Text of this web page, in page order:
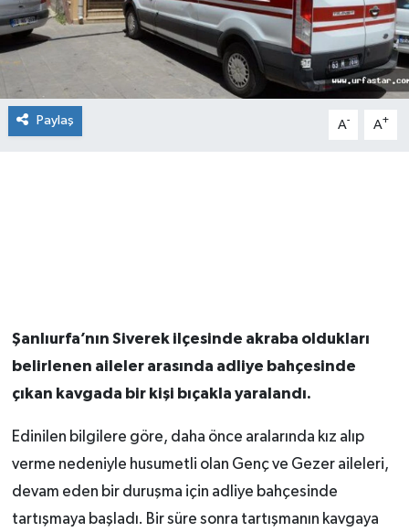
Paylaş A- A+
Şanlıurfa’nın Siverek ilçesinde akraba oldukları
belirlenen aileler arasında adliye bahçesinde
çıkan kavgada bir kişi bıçakla yaralandı.
Edinilen bilgilere göre, daha önce aralarında kız alıp
verme nedeniyle husumetli olan Genç ve Gezer aileleri,
devam eden bir duruşma için adliye bahçesinde
tartışmaya başladı. Bir süre sonra tartışmanın kavgaya